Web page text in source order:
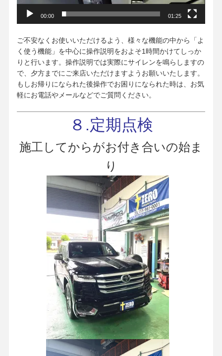
00:00 01:25
ご不安なくお使いいただけるよう、様々な機能の中から「よ
く使う機能」を中心に操作説明をおよそ1時間かけてしっか
りと行います。操作説明では実際にサイレンを鳴らしますの
で、夕方までにご来店いただけますようお願いいたします。
もしお帰りになられた後操作でお困りになられた時は、お気
軽にお電話やメールなどでご質問ください。
８.定期点検
施工してからがお付き合いの始ま
り